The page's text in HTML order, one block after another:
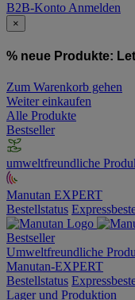
B2B-Konto Anmelden
×
% neue Produkte:
Zum Warenkorb gehen
Weiter einkaufen
Alle Produkte
Bestseller
umweltfreundliche
Manutan EXPERT
Bestellstatus
Bestseller
Umweltfreundliche
Manutan-EXPERT
Bestellstatus
Lager und Produktion